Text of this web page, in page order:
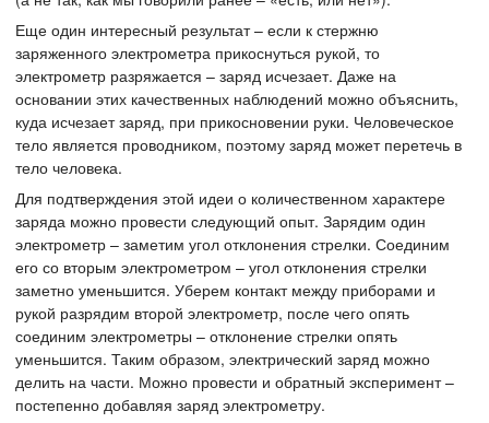
Еще один интересный результат – если к стержню
заряженного электрометра прикоснуться рукой, то
электрометр разряжается – заряд исчезает. Даже на
основании этих качественных наблюдений можно объяснить,
куда исчезает заряд, при прикосновении руки. Человеческое
тело является проводником, поэтому заряд может перетечь в
тело человека.
Для подтверждения этой идеи о количественном характере
заряда можно провести следующий опыт. Зарядим один
электрометр – заметим угол отклонения стрелки. Соединим
его со вторым электрометром – угол отклонения стрелки
заметно уменьшится. Уберем контакт между приборами и
рукой разрядим второй электрометр, после чего опять
соединим электрометры – отклонение стрелки опять
уменьшится. Таким образом, электрический заряд можно
делить на части. Можно провести и обратный эксперимент –
постепенно добавляя заряд электрометру.